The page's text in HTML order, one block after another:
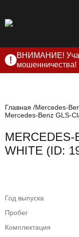
ВНИМАНИЕ!
мошенничества!
нами по
и на сайте
Главная
Mercedes-
Mercedes-Benz GLS-
WHITE (ID:
Год выпуска
Пробег
Комплектация